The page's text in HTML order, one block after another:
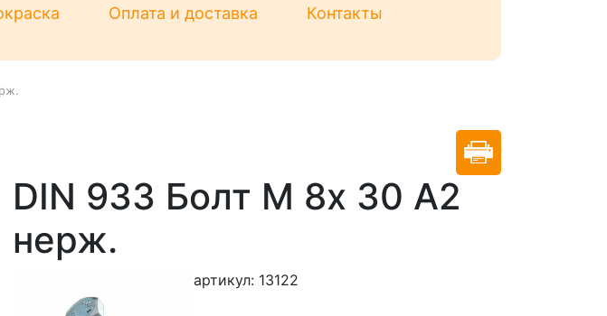
Оплата и доставка Контакты
DIN 933 Болт М 8х 30 А2
нерж.
артикул: 13122